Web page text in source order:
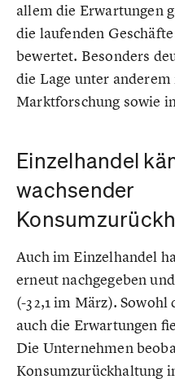
allem die Erwartungen
die laufenden
bewertet. Besonders
die Lage unter
Marktforschung sowie
Einzelhandel
wachsender
Auch im Einzelhandel
erneut nachgegeben
(-32,1 im März). Sowohl
auch die Erwartungen
Die Unternehmen
Konsumzurückhaltung